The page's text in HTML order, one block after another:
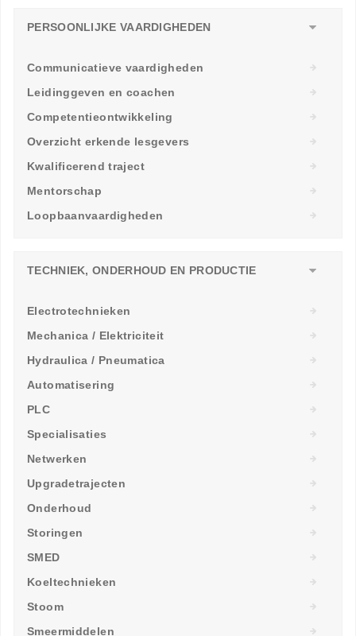
PERSOONLIJKE VAARDIGHEDEN
Communicatieve vaardigheden
Leidinggeven en coachen
Competentieontwikkeling
Overzicht erkende lesgevers
Kwalificerend traject
Mentorschap
Loopbaanvaardigheden
TECHNIEK, ONDERHOUD EN PRODUCTIE
Electrotechnieken
Mechanica / Elektriciteit
Hydraulica / Pneumatica
Automatisering
PLC
Specialisaties
Netwerken
Upgradetrajecten
Onderhoud
Storingen
SMED
Koeltechnieken
Stoom
Smeermiddelen